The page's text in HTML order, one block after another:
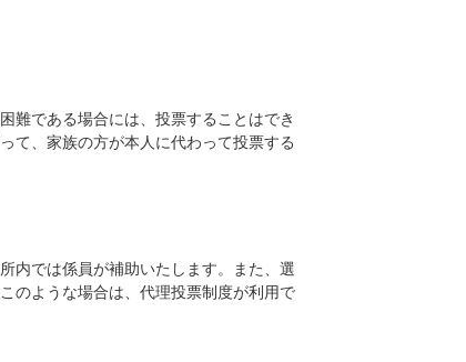
難である場合には、投票することはでき
て、家族の方が本人に代わって投票する
内では係員が補助いたします。また、選
のような場合は、代理投票制度が利用で